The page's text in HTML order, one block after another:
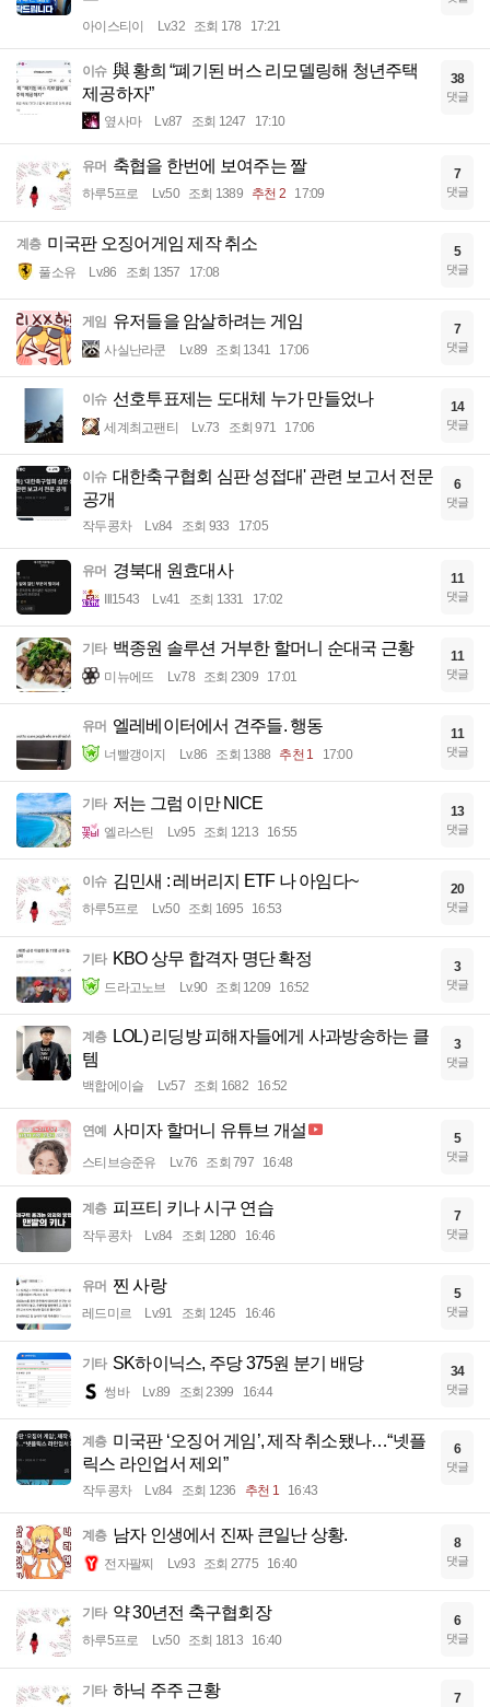
아이스티이 Lv.32 조회 178 17:21
이슈 與 황희 “폐기된 버스 리모델링해 청년주택
제공하자”
옆사마 Lv.87 조회 1247 17:10
38
댓글
유머 축협을 한번에 보여주는 짤
하루5프로 Lv.50 조회 1389 추천 2 17:09
7
댓글
계층 미국판 오징어게임 제작 취소
풀소유 Lv.86 조회 1357 17:08
5
댓글
게임 유저들을 암살하려는 게임
사실난라쿤 Lv.89 조회 1341 17:06
7
댓글
이슈 선호투표제는 도대체 누가 만들었나
세계최고팬티 Lv.73 조회 971 17:06
14
댓글
이슈 대한축구협회 심판 성접대' 관련 보고서 전문
공개
작두콩차 Lv.84 조회 933 17:05
6
댓글
유머 경북대 원효대사
Ill1543 Lv.41 조회 1331 17:02
11
댓글
기타 백종원 솔루션 거부한 할머니 순대국 근황
미뉴에뜨 Lv.78 조회 2309 17:01
11
댓글
유머 엘레베이터에서 견주들. 행동
너빨갱이지 Lv.86 조회 1388 추천 1 17:00
11
댓글
기타 저는 그럼 이만 NICE
엘라스틴 Lv.95 조회 1213 16:55
13
댓글
이슈 김민새 : 레버리지 ETF 나 아임다~
하루5프로 Lv.50 조회 1695 16:53
20
댓글
기타 KBO 상무 합격자 명단 확정
드라고노브 Lv.90 조회 1209 16:52
3
댓글
계층
LOL) 리딩방 피해자들에게 사과방송하는 클
템
백합에이슬 Lv.57 조회 1682 16:52
3
댓글
연예 사미자 할머니 유튜브 개설
스티브승준유 Lv.76 조회 797 16:48
5
댓글
계층 피프티 키나 시구 연습
작두콩차 Lv.84 조회 1280 16:46
7
댓글
유머 찐 사랑
레드미르 Lv.91 조회 1245 16:46
5
댓글
기타 SK하이닉스, 주당 375원 분기 배당
썽바 Lv.89 조회 2399 16:44
34
댓글
계층 미국판 ‘오징어 게임’, 제작 취소됐나…“넷플
릭스 라인업서 제외”
작두콩차 Lv.84 조회 1236 추천 1 16:43
6
댓글
계층 남자 인생에서 진짜 큰일난 상황.
전자팔찌 Lv.93 조회 2775 16:40
8
댓글
기타 약 30년전 축구협회장
하루5프로 Lv.50 조회 1813 16:40
6
댓글
기타 하닉 주주 근황 7